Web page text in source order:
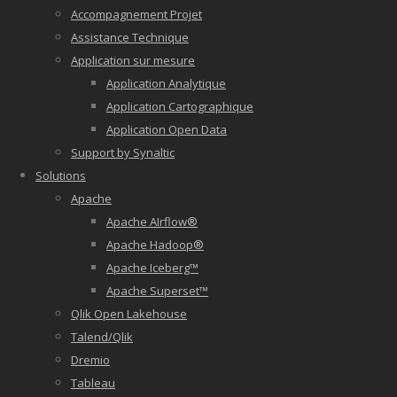
Accompagnement Projet
Assistance Technique
Application sur mesure
Application Analytique
Application Cartographique
Application Open Data
Support by Synaltic
Solutions
Apache
Apache AIrflow®
Apache Hadoop®
Apache Iceberg™
Apache Superset™
Qlik Open Lakehouse
Talend/Qlik
Dremio
Tableau